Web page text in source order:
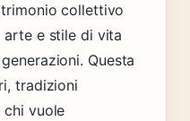
collettivo
arte e stile di vita
Questa
tradizioni
vuole